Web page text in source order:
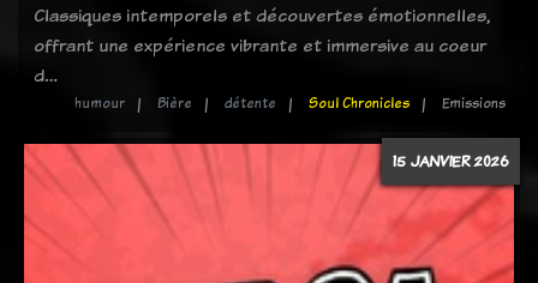
Classiques intemporels et découvertes émotionnelles,
offrant une expérience vibrante et immersive au coeur
d…
humour Bière détente Soul Chronicles Emissions
15 JANVIER 2026